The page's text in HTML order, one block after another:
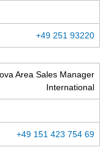
+49 251 93220
Area Sales Manager
International
+49 151 423 754 69